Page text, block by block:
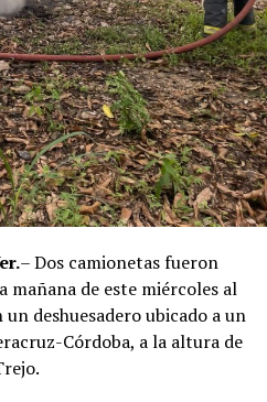
de ellos. Hasta el
han informado la situación
irregularidades dentro de la
la intervención de
en un contexto de
contra servidores
ilícitas en la
de los primeros fallos
y confirma la
exuniformados por delitos
de droga y el
– Dos camionetas fueron
mañana de este miércoles al
deshuesadero ubicado a un
Córdoba, a la altura de